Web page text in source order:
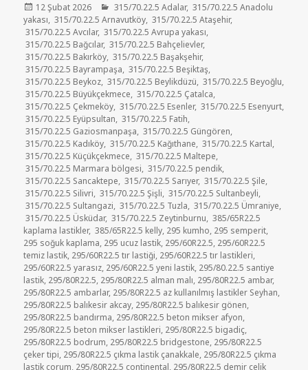
Yayın
tarihi
12 Şubat 2026 Kategoriler
315/70.22.5 Adalar, 315/70.22.5 Anadolu
yakası, 315/70.22.5 Arnavutköy, 315/70.22.5 Ataşehir,
315/70.22.5 Avcılar, 315/70.22.5 Avrupa yakası,
315/70.22.5 Bağcılar, 315/70.22.5 Bahçelievler,
315/70.22.5 Bakırköy, 315/70.22.5 Başakşehir,
315/70.22.5 Bayrampaşa, 315/70.22.5 Beşiktaş,
315/70.22.5 Beykoz, 315/70.22.5 Beylikdüzü, 315/70.22.5 Beyoğlu,
315/70.22.5 Büyükçekmece, 315/70.22.5 Çatalca,
315/70.22.5 Çekmeköy, 315/70.22.5 Esenler, 315/70.22.5 Esenyurt,
315/70.22.5 Eyüpsultan, 315/70.22.5 Fatih,
315/70.22.5 Gaziosmanpaşa, 315/70.22.5 Güngören,
315/70.22.5 Kadıköy, 315/70.22.5 Kağıthane, 315/70.22.5 Kartal,
315/70.22.5 Küçükçekmece, 315/70.22.5 Maltepe,
315/70.22.5 Marmara bölgesi, 315/70.22.5 pendik,
315/70.22.5 Sancaktepe, 315/70.22.5 Sarıyer, 315/70.22.5 Şile,
315/70.22.5 Silivri, 315/70.22.5 Şişli, 315/70.22.5 Sultanbeyli,
315/70.22.5 Sultangazi, 315/70.22.5 Tuzla, 315/70.22.5 Ümraniye,
315/70.22.5 Üsküdar, 315/70.22.5 Zeytinburnu, 385/65R22.5
kaplama lastikler, 385/65R22.5 kelly, 295 kumho, 295 semperit,
295 soğuk kaplama, 295 ucuz lastik, 295/60R22.5, 295/60R22.5
temiz lastik, 295/60R22.5 tır lastiği, 295/60R22.5 tır lastikleri,
295/60R22.5 yarasız, 295/60R22.5 yeni lastik, 295/80.22.5 santiye
lastik, 295/80R22.5, 295/80R22.5 alman malı, 295/80R22.5 ambar,
295/80R22.5 ambarlar, 295/80R22.5 az kullanılmış lastikler Seyhan,
295/80R22.5 balıkesir akcay, 295/80R22.5 balıkesir gönen,
295/80R22.5 bandırma, 295/80R22.5 beton mikser afyon,
295/80R22.5 beton mikser lastikleri, 295/80R22.5 bigadiç,
295/80R22.5 bodrum, 295/80R22.5 bridgestone, 295/80R22.5
çeker tipi, 295/80R22.5 çıkma lastik çanakkale, 295/80R22.5 çıkma
lastik çorum, 295/80R22.5 continental, 295/80R22.5 demir çelik